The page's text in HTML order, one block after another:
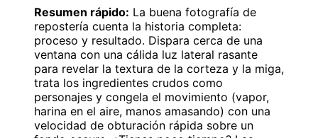
Resumen rápido: La buena fotografía de
repostería cuenta la historia completa:
proceso y resultado. Dispara cerca de una
ventana con una cálida luz lateral rasante
para revelar la textura de la corteza y la miga,
trata los ingredientes crudos como
personajes y congela el movimiento (vapor,
harina en el aire, manos amasando) con una
velocidad de obturación rápida sobre un